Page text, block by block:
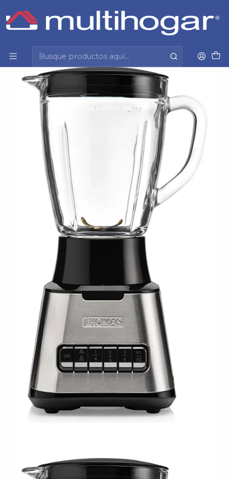
Inicio Electrodomesticos
Licuadora Thomas Th-410Vi